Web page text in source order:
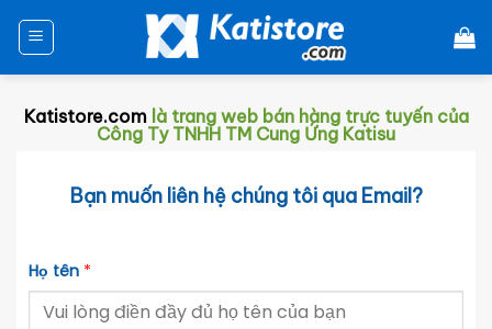
đến
Katistore.comlà trang web bán hàng trực tuyến của
Công Ty TNHH TM Cung Ứng Katisu
Bạn muốn liên hệ chúng tôi qua Email?
Họ tên *